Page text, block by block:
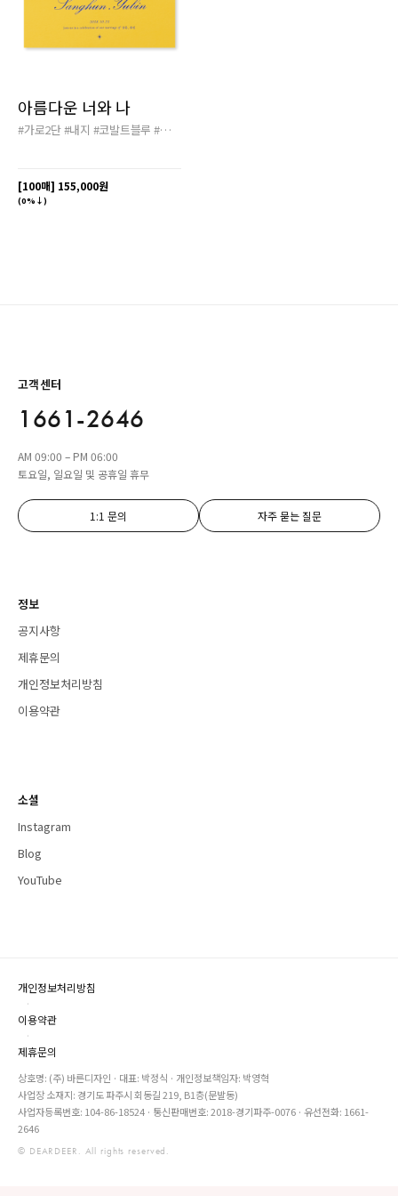
아름다운 너와 나
#가로2단#내지 #코발트블루 #포일링
[100매] 155,000원
(0%↓)
고객센터
1661-2646
AM 09:00 – PM 06:00
토요일, 일요일 및 공휴일 휴무
1:1 문의 자주 묻는 질문
정보
공지사항
제휴문의
개인정보처리방침
이용약관
소셜
Instagram
Blog
YouTube
개인정보처리방침
·
이용약관
·
제휴문의
상호명: (주) 바른디자인 · 대표: 박정식 · 개인정보책임자: 박영혁
사업장 소재지: 경기도 파주시 회동길 219, B1층(문발동)
사업자등록번호: 104-86-18524 · 통신판매번호: 2018-경기파주-0076 · 유선전화: 1661-
2646
© DEARDEER. All rights reserved.